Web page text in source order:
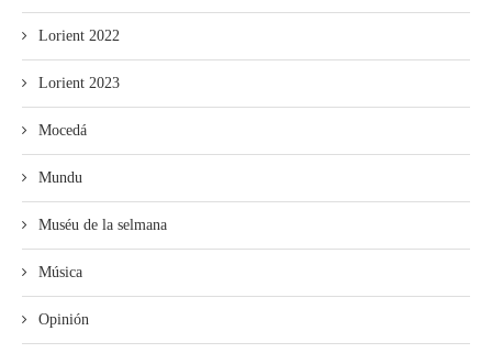
Lorient 2022
Lorient 2023
Mocedá
Mundu
Muséu de la selmana
Música
Opinión